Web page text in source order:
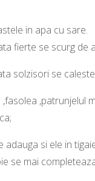
in apa cu sare.
fierte se scurg de
solzisori se
,fasolea ,patrunjelul
adauga si ele in
se mai